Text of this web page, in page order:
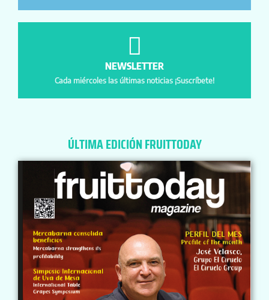
NEWSLETTER
Cada miércoles las últimas noticias ¡Suscríbete!
ÚLTIMA EDICIÓN FRUITTODAY